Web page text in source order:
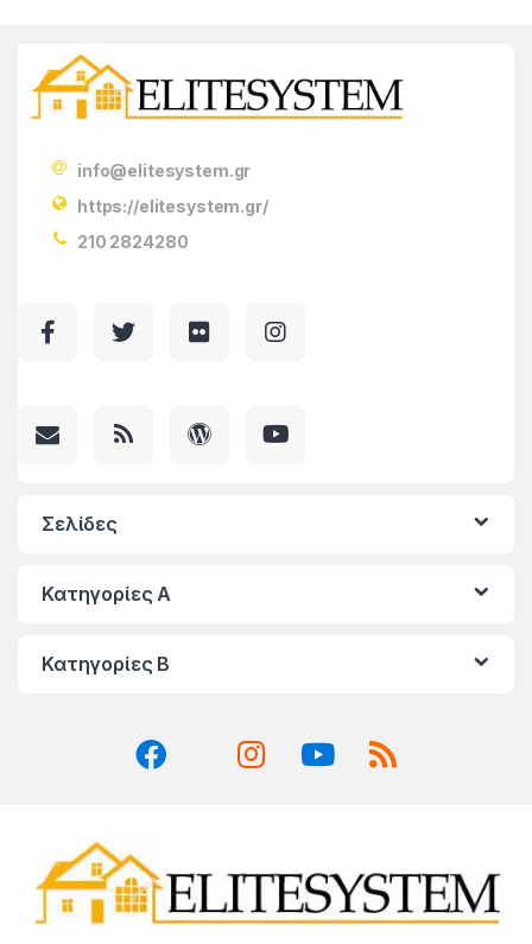
info@elitesystem.gr
https://elitesystem.gr/
210 2824280
Σελίδες
Κατηγορίες A
Κατηγορίες Β